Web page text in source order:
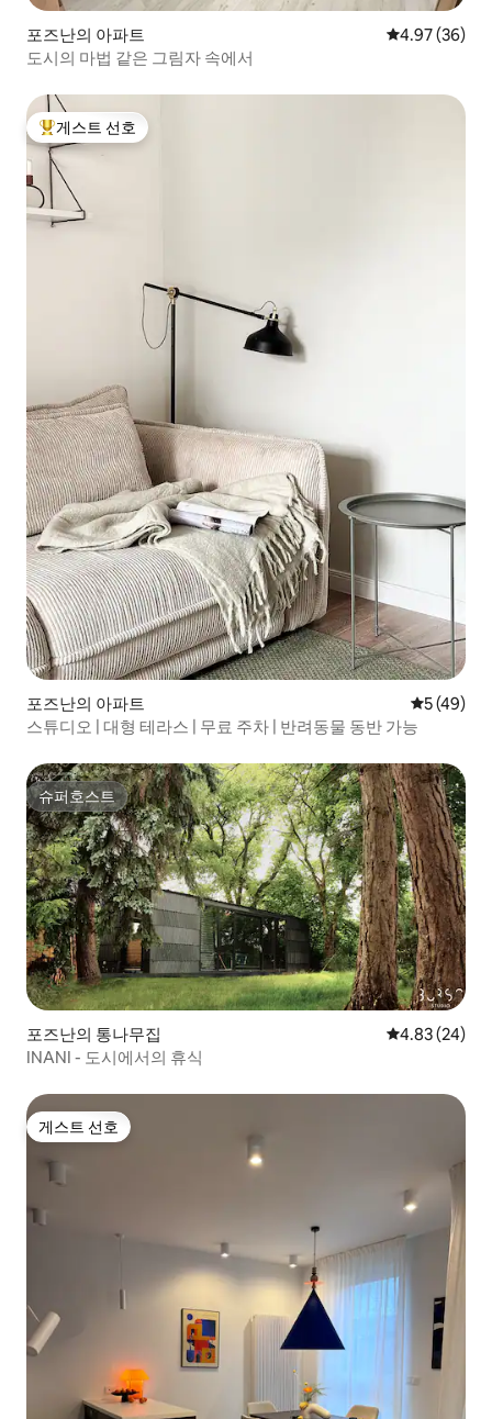
포즈난의 아파트 평점 4.97점(5
4.97 (36)
도시의 마법 같은 그림자 속에서
상위 게스트 선호
게스트 선호
포즈난의 아파트 평점 5점(5
5 (49)
스튜디오 | 대형 테라스 | 무료 주차 | 반려동물 동반 가능
슈퍼호스트
슈퍼호스트
포즈난의 통나무집 평점 4.83점(5
4.83 (24)
INANI - 도시에서의 휴식
게스트 선호
게스트 선호